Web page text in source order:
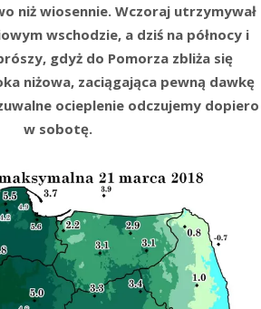
niż wiosennie. Wczoraj utrzymywał
wschodzie, a dziś na północy i
gdyż do Pomorza zbliża się
niżowa, zaciągająca pewną dawkę
ocieplenie odczujemy dopiero
w sobotę.